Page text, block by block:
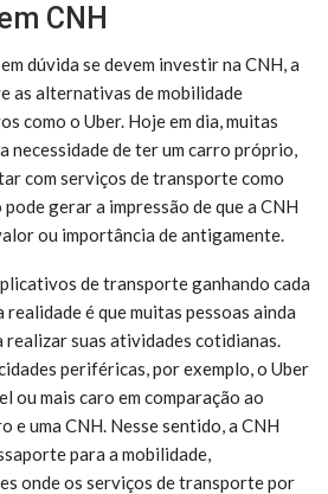
CNH
dúvida se devem investir na CNH, a
as alternativas de mobilidade
como o Uber. Hoje em dia, muitas
necessidade de ter um carro próprio,
com serviços de transporte como
gerar a impressão de que a CNH
ou importância de antigamente.
de transporte ganhando cada
realidade é que muitas pessoas ainda
realizar suas atividades cotidianas.
periféricas, por exemplo, o Uber
ou mais caro em comparação ao
e uma CNH. Nesse sentido, a CNH
para a mobilidade,
onde os serviços de transporte por